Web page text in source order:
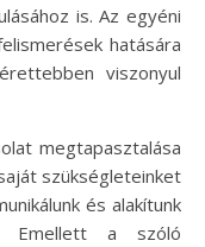
is. Az egyéni
hatására
viszonyul
megtapasztalása
szükségleteinket
és alakítunk
Emellett a szóló